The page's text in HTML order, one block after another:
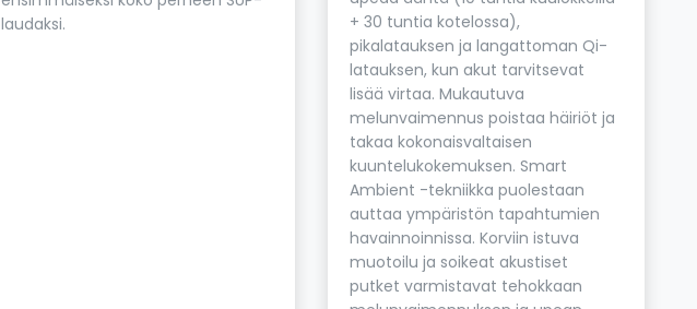
laudaksi.
+ 30 tuntia kotelossa),
pikalatauksen ja langattoman Qi-
latauksen, kun akut tarvitsevat
lisää virtaa. Mukautuva
melunvaimennus poistaa häiriöt ja
takaa kokonaisvaltaisen
kuuntelukokemuksen. Smart
Ambient -tekniikka puolestaan
auttaa ympäristön tapahtumien
havainnoinnissa. Korviin istuva
muotoilu ja soikeat akustiset
putket varmistavat tehokkaan